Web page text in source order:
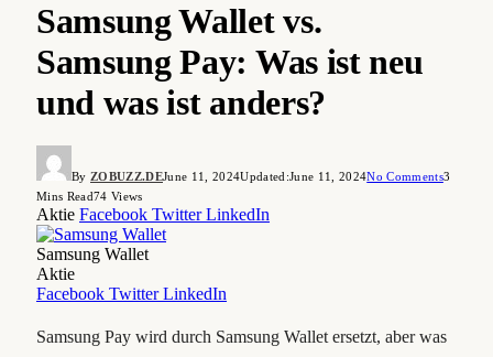
Samsung Wallet vs.
Samsung Pay: Was ist neu
und was ist anders?
By ZOBUZZ.DEJune 11, 2024Updated:June 11, 2024No Comments3
Mins Read74 Views
Aktie Facebook Twitter LinkedIn
Samsung Wallet
Aktie
Facebook Twitter LinkedIn
Samsung Pay wird durch Samsung Wallet ersetzt, aber was